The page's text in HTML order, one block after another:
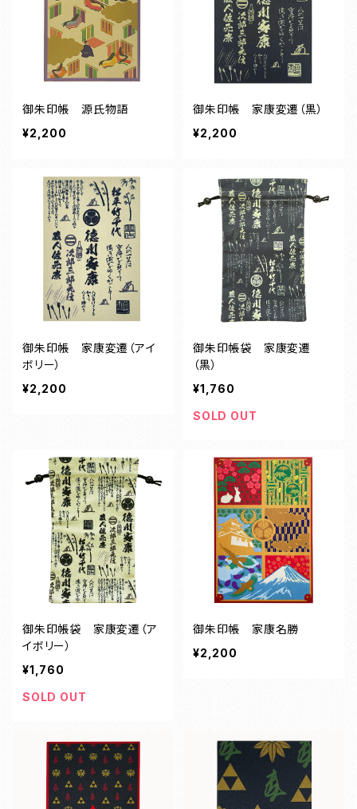
御朱印帳 源氏物語
¥2,200
御朱印帳 家康変遷（黒）
¥2,200
御朱印帳 家康変遷（アイ
ボリー）
¥2,200
御朱印帳袋 家康変遷
（黒）
¥1,760
SOLD OUT
御朱印帳袋 家康変遷（ア
イボリー）
¥1,760
SOLD OUT
御朱印帳 家康名勝
¥2,200